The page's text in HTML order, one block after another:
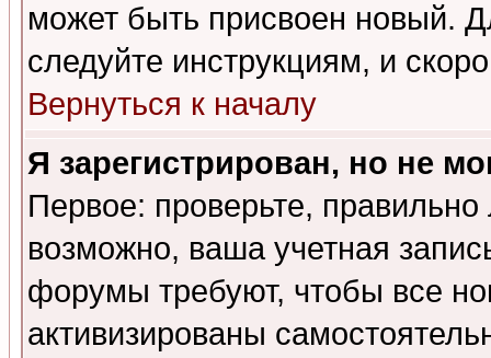
может быть присвоен новый.
следуйте инструкциям, и
Вернуться к началу
Я зарегистрирован, но не
Первое: проверьте,
возможно, ваша учетная
форумы требуют, чтобы все
активизированы